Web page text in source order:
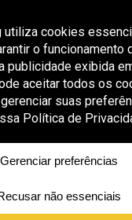
tagged "Long
11 meses ago
— O novo álbum de
espiritualidade e
12 meses ago
semestre de